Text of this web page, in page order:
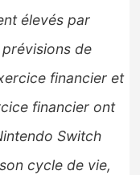
élevés par
de
financier et
financier ont
Switch
cycle de vie,